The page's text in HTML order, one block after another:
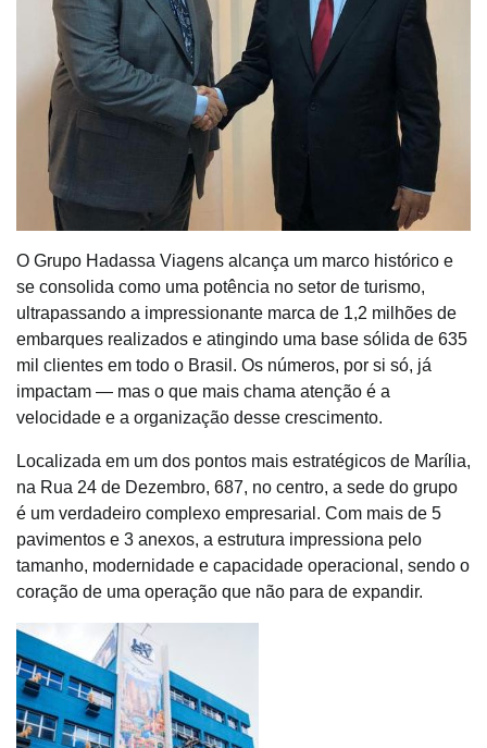
O Grupo Hadassa Viagens alcança um marco histórico e
se consolida como uma potência no setor de turismo,
ultrapassando a impressionante marca de 1,2 milhões de
embarques realizados e atingindo uma base sólida de 635
mil clientes em todo o Brasil. Os números, por si só, já
impactam — mas o que mais chama atenção é a
velocidade e a organização desse crescimento.
Localizada em um dos pontos mais estratégicos de Marília,
na Rua 24 de Dezembro, 687, no centro, a sede do grupo
é um verdadeiro complexo empresarial. Com mais de 5
pavimentos e 3 anexos, a estrutura impressiona pelo
tamanho, modernidade e capacidade operacional, sendo o
coração de uma operação que não para de expandir.